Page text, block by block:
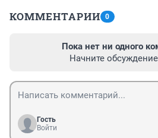
КОММЕНТАРИИ 0
Пока нет ни одного
Начните
Гость
Войти